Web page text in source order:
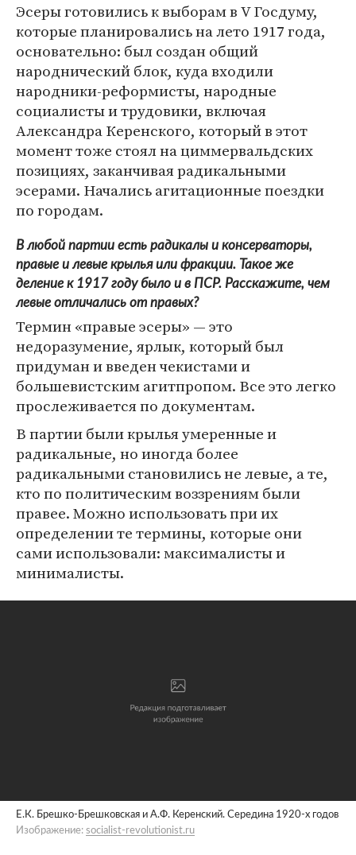
Эсеры готовились к выборам в V Госдуму,
которые планировались на лето 1917 года,
основательно: был создан общий
народнический блок, куда входили
народники-реформисты, народные
социалисты и трудовики, включая
Александра Керенского, который в этот
момент тоже стоял на циммервальдских
позициях, заканчивая радикальными
эсерами. Начались агитационные поездки
по городам.
В любой партии есть радикалы и консерваторы,
правые и левые крылья или фракции. Такое же
деление к 1917 году было и в ПСР. Расскажите, чем
левые отличались от правых?
Термин «правые эсеры» — это
недоразумение, ярлык, который был
придуман и введен чекистами и
большевистским агитпропом. Все это легко
прослеживается по документам.
В партии были крылья умеренные и
радикальные, но иногда более
радикальными становились не левые, а те,
кто по политическим воззрениям были
правее. Можно использовать при их
определении те термины, которые они
сами использовали: максималисты и
минималисты.
Е.К. Брешко-Брешковская и А.Ф. Керенский. Середина 1920-х годов
Изображение: socialist-revolutionist.ru